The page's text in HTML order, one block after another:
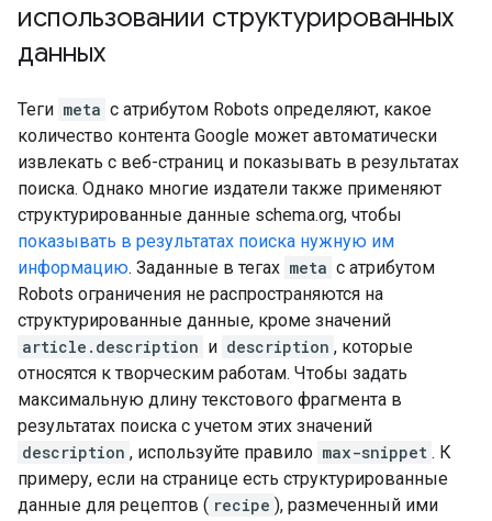
использовании структурированных
данных
Теги meta с атрибутом Robots определяют, какое
количество контента Google может автоматически
извлекать с веб-страниц и показывать в результатах
поиска. Однако многие издатели также применяют
структурированные данные schema.org, чтобы
показывать в результатах поиска нужную им
информацию. Заданные в тегах meta с атрибутом
Robots ограничения не распространяются на
структурированные данные, кроме значений
article.description и description , которые
относятся к творческим работам. Чтобы задать
максимальную длину текстового фрагмента в
результатах поиска с учетом этих значений
description , используйте правило max-snippet . К
примеру, если на странице есть структурированные
данные для рецептов ( recipe ), размеченный ими